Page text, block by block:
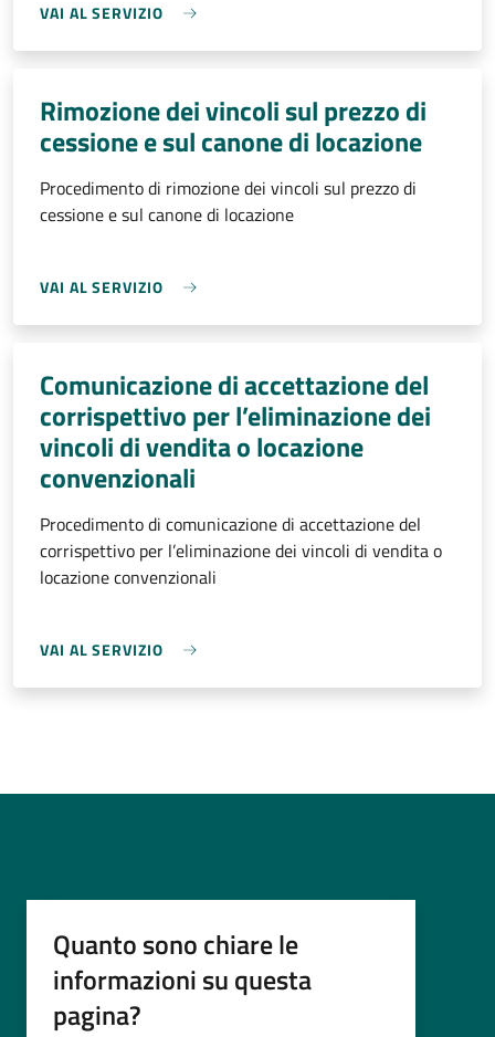
VAI AL SERVIZIO
Rimozione dei vincoli sul prezzo di
cessione e sul canone di locazione
Procedimento di rimozione dei vincoli sul prezzo di
cessione e sul canone di locazione
VAI AL SERVIZIO
Comunicazione di accettazione del
corrispettivo per l’eliminazione dei
vincoli di vendita o locazione
convenzionali
Procedimento di comunicazione di accettazione del
corrispettivo per l’eliminazione dei vincoli di vendita o
locazione convenzionali
VAI AL SERVIZIO
Quanto sono chiare le
informazioni su questa
pagina?